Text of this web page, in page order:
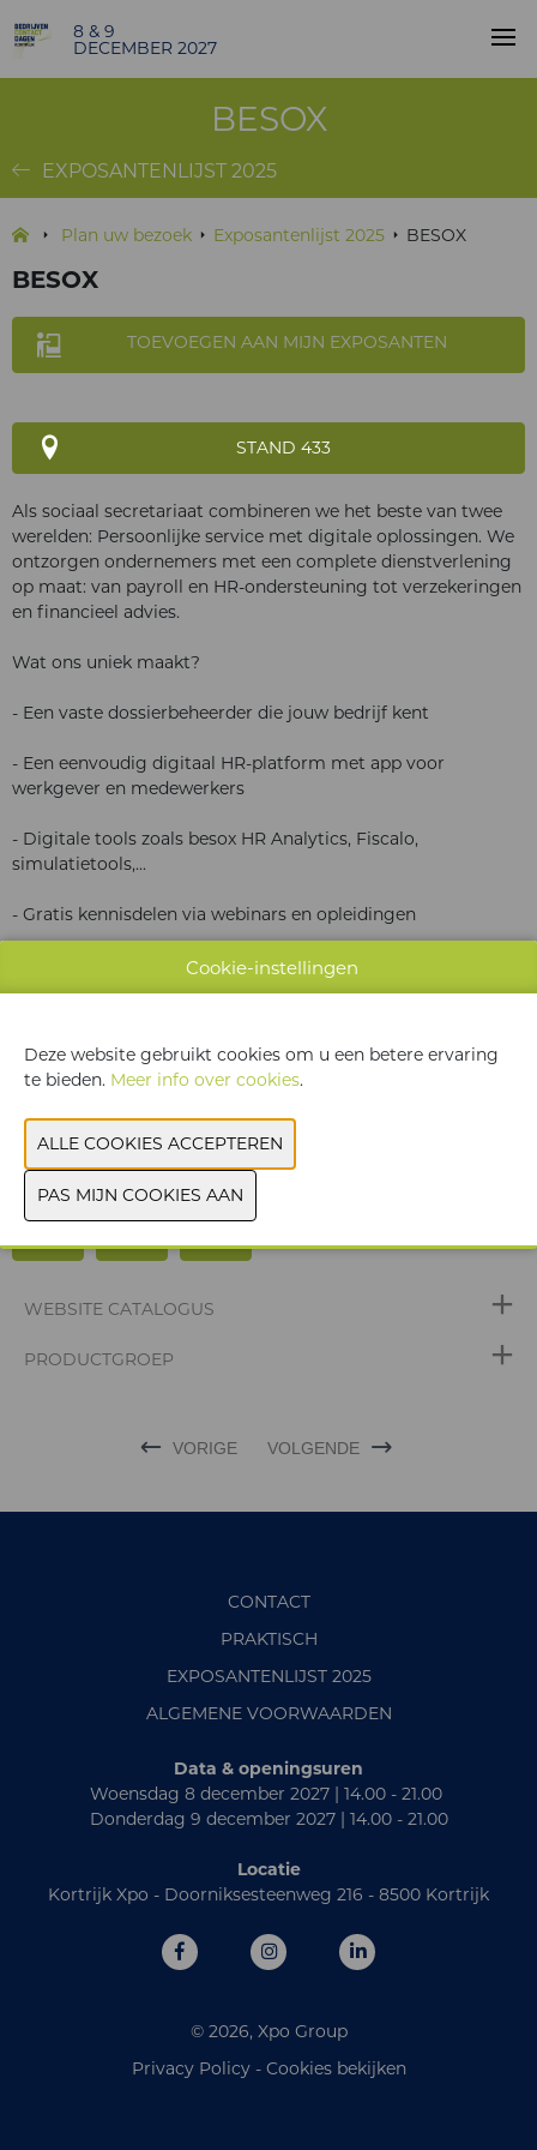
8 & 9
DECEMBER 2027
BESOX
EXPOSANTENLIJST 2025
Plan uw bezoek Exposantenlijst 2025 BESOX
BESOX
TOEVOEGEN AAN MIJN EXPOSANTEN
STAND 433
Als sociaal secretariaat combineren we het beste van twee
werelden: Persoonlijke service met digitale oplossingen. We
ontzorgen ondernemers met een complete dienstverlening
op maat: van payroll en HR-ondersteuning tot verzekeringen
en financieel advies.
Wat ons uniek maakt?
- Een vaste dossierbeheerder die jouw bedrijf kent
- Een eenvoudig digitaal HR-platform met app voor
werkgever en medewerkers
- Digitale tools zoals besox HR Analytics, Fiscalo,
simulatietools,...
- Gratis kennisdelen via webinars en opleidingen
- Juridisch advies op maat
Of je nu een starter bent of een groeiend bedrijf, bij besox
krijgt u advies op maat van jouw onderneming. Ontdek hoe
wij het verschil kunnen maken voor je organisatie!
Komt zeker een pintje drinken op onze stand in hal 4!
WEBSITE CATALOGUS
PRODUCTGROEP
VORIGE VOLGENDE
CONTACT
PRAKTISCH
EXPOSANTENLIJST 2025
ALGEMENE VOORWAARDEN
Data & openingsuren
Woensdag 8 december 2027 | 14.00 - 21.00
Donderdag 9 december 2027 | 14.00 - 21.00
Locatie
Kortrijk Xpo - Doorniksesteenweg 216 - 8500 Kortrijk
© 2026, Xpo Group
Privacy Policy- Cookies bekijken
Cookie-instellingen
Deze website gebruikt cookies om u een betere ervaring
te bieden. Meer info over cookies.